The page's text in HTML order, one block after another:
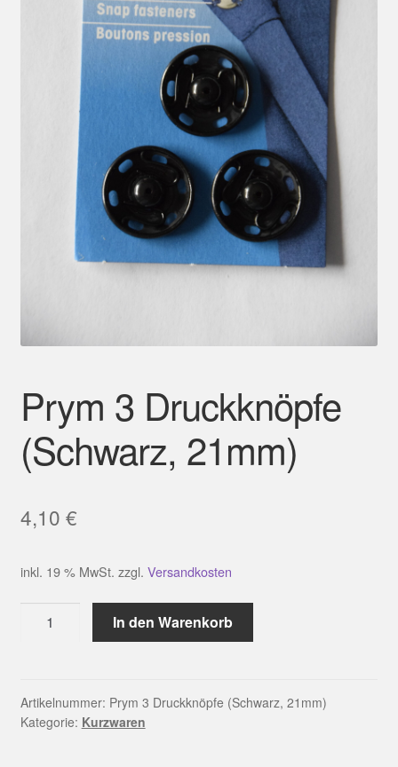
Prym 3 Druckknöpfe
(Schwarz, 21mm)
4,10 €
inkl. 19 % MwSt. zzgl. Versandkosten
21mm)
Menge
In den Warenkorb
Artikelnummer: Prym 3 Druckknöpfe (Schwarz, 21mm)
Kategorie: Kurzwaren